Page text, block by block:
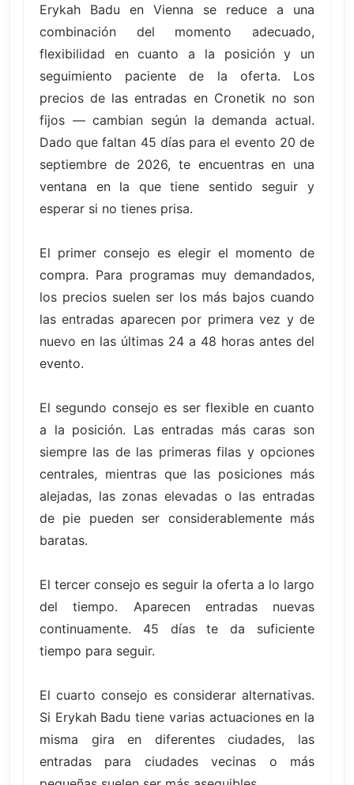
Erykah Badu en Vienna se reduce a una
combinación del momento adecuado,
flexibilidad en cuanto a la posición y un
seguimiento paciente de la oferta. Los
precios de las entradas en Cronetik no son
fijos — cambian según la demanda actual.
Dado que faltan 45 días para el evento 20 de
septiembre de 2026, te encuentras en una
ventana en la que tiene sentido seguir y
esperar si no tienes prisa.
El primer consejo es elegir el momento de
compra. Para programas muy demandados,
los precios suelen ser los más bajos cuando
las entradas aparecen por primera vez y de
nuevo en las últimas 24 a 48 horas antes del
evento.
El segundo consejo es ser flexible en cuanto
a la posición. Las entradas más caras son
siempre las de las primeras filas y opciones
centrales, mientras que las posiciones más
alejadas, las zonas elevadas o las entradas
de pie pueden ser considerablemente más
baratas.
El tercer consejo es seguir la oferta a lo largo
del tiempo. Aparecen entradas nuevas
continuamente. 45 días te da suficiente
tiempo para seguir.
El cuarto consejo es considerar alternativas.
Si Erykah Badu tiene varias actuaciones en la
misma gira en diferentes ciudades, las
entradas para ciudades vecinas o más